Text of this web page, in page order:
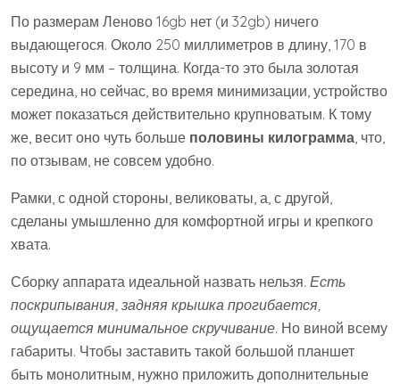
По размерам Леново 16gb нет (и 32gb) ничего
выдающегося. Около 250 миллиметров в длину, 170 в
высоту и 9 мм – толщина. Когда-то это была золотая
середина, но сейчас, во время минимизации, устройство
может показаться действительно крупноватым. К тому
же, весит оно чуть больше половины килограмма , что,
по отзывам, не совсем удобно.
Рамки, с одной стороны, великоваты, а, с другой,
сделаны умышленно для комфортной игры и крепкого
хвата.
Сборку аппарата идеальной назвать нельзя. Есть
поскрипывания, задняя крышка прогибается,
ощущается минимальное скручивание. Но виной всему
габариты. Чтобы заставить такой большой планшет
быть монолитным, нужно приложить дополнительные